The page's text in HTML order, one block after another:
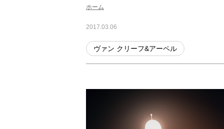
ホーム
2017.03.06
ヴァン クリーフ&アーペル